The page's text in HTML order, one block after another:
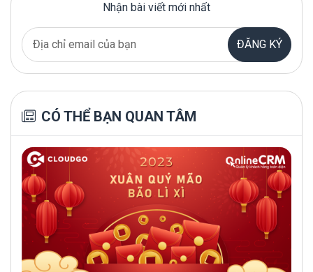
Nhận bài viết mới nhất
ĐĂNG KÝ
CÓ THỂ BẠN QUAN TÂM